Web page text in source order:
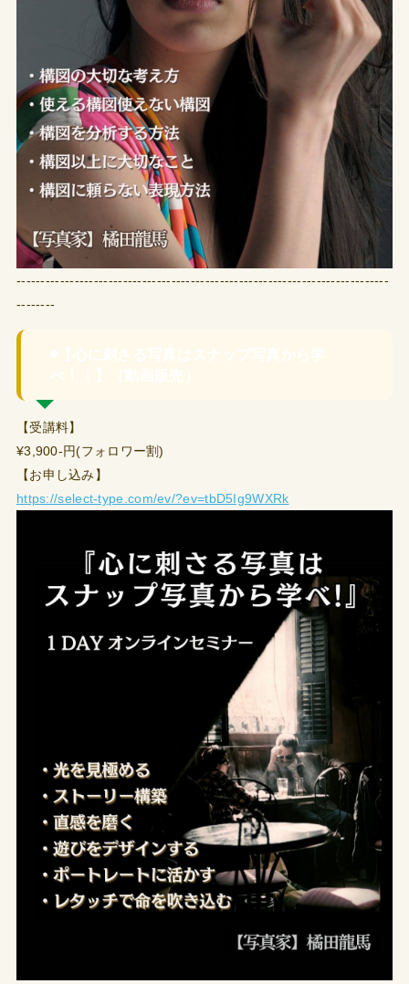
-----------------------------------------------------------------------------
--------
【受講料】
¥3,900-円(フォロワー割)
【お申し込み】
https://select-type.com/ev/?ev=tbD5Ig9WXRk